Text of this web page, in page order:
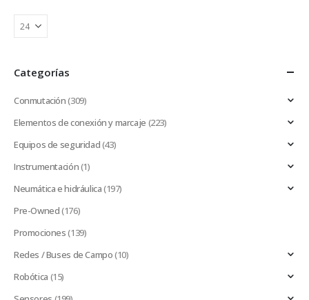
Categorías
Conmutación(309)
Elementos de conexión y marcaje (223)
Equipos de seguridad(43)
Instrumentación(1)
Neumática e hidráulica(197)
Pre-Owned(176)
Promociones(139)
Redes / Buses de Campo(10)
Robótica (15)